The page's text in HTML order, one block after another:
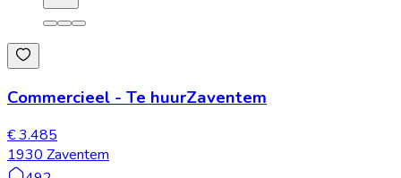
Commercieel - Te huurZaventem
€ 3.485
1930 Zaventem